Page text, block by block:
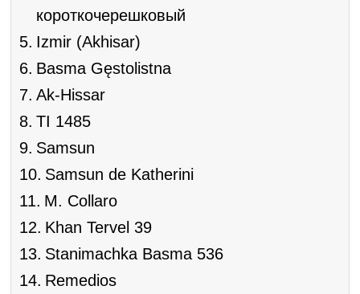
короткочерешковый
Izmir (Akhisar)
Basma Gęstolistna
Ak-Hissar
TI 1485
Samsun
Samsun de Katherini
M. Collaro
Khan Tervel 39
Stanimachka Basma 536
Remedios